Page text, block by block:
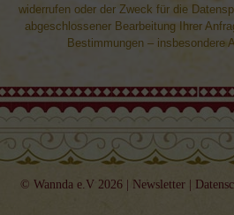
widerrufen oder der Zweck für die
abgeschlossener Bearbeitung Ihrer
Bestimmungen – insbesondere
© Wannda e.V 2026 | Newsletter